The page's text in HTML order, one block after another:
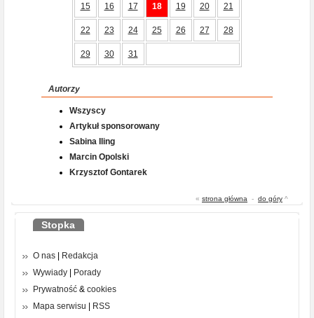
15 16 17 18 19 20 21
22 23 24 25 26 27 28
29 30 31
Autorzy
Wszyscy
Artykuł sponsorowany
Sabina Iling
Marcin Opolski
Krzysztof Gontarek
« strona główna - do góry ^
Stopka
O nas
Redakcja
Wywiady
Porady
Prywatność & cookies
Mapa serwisu
RSS